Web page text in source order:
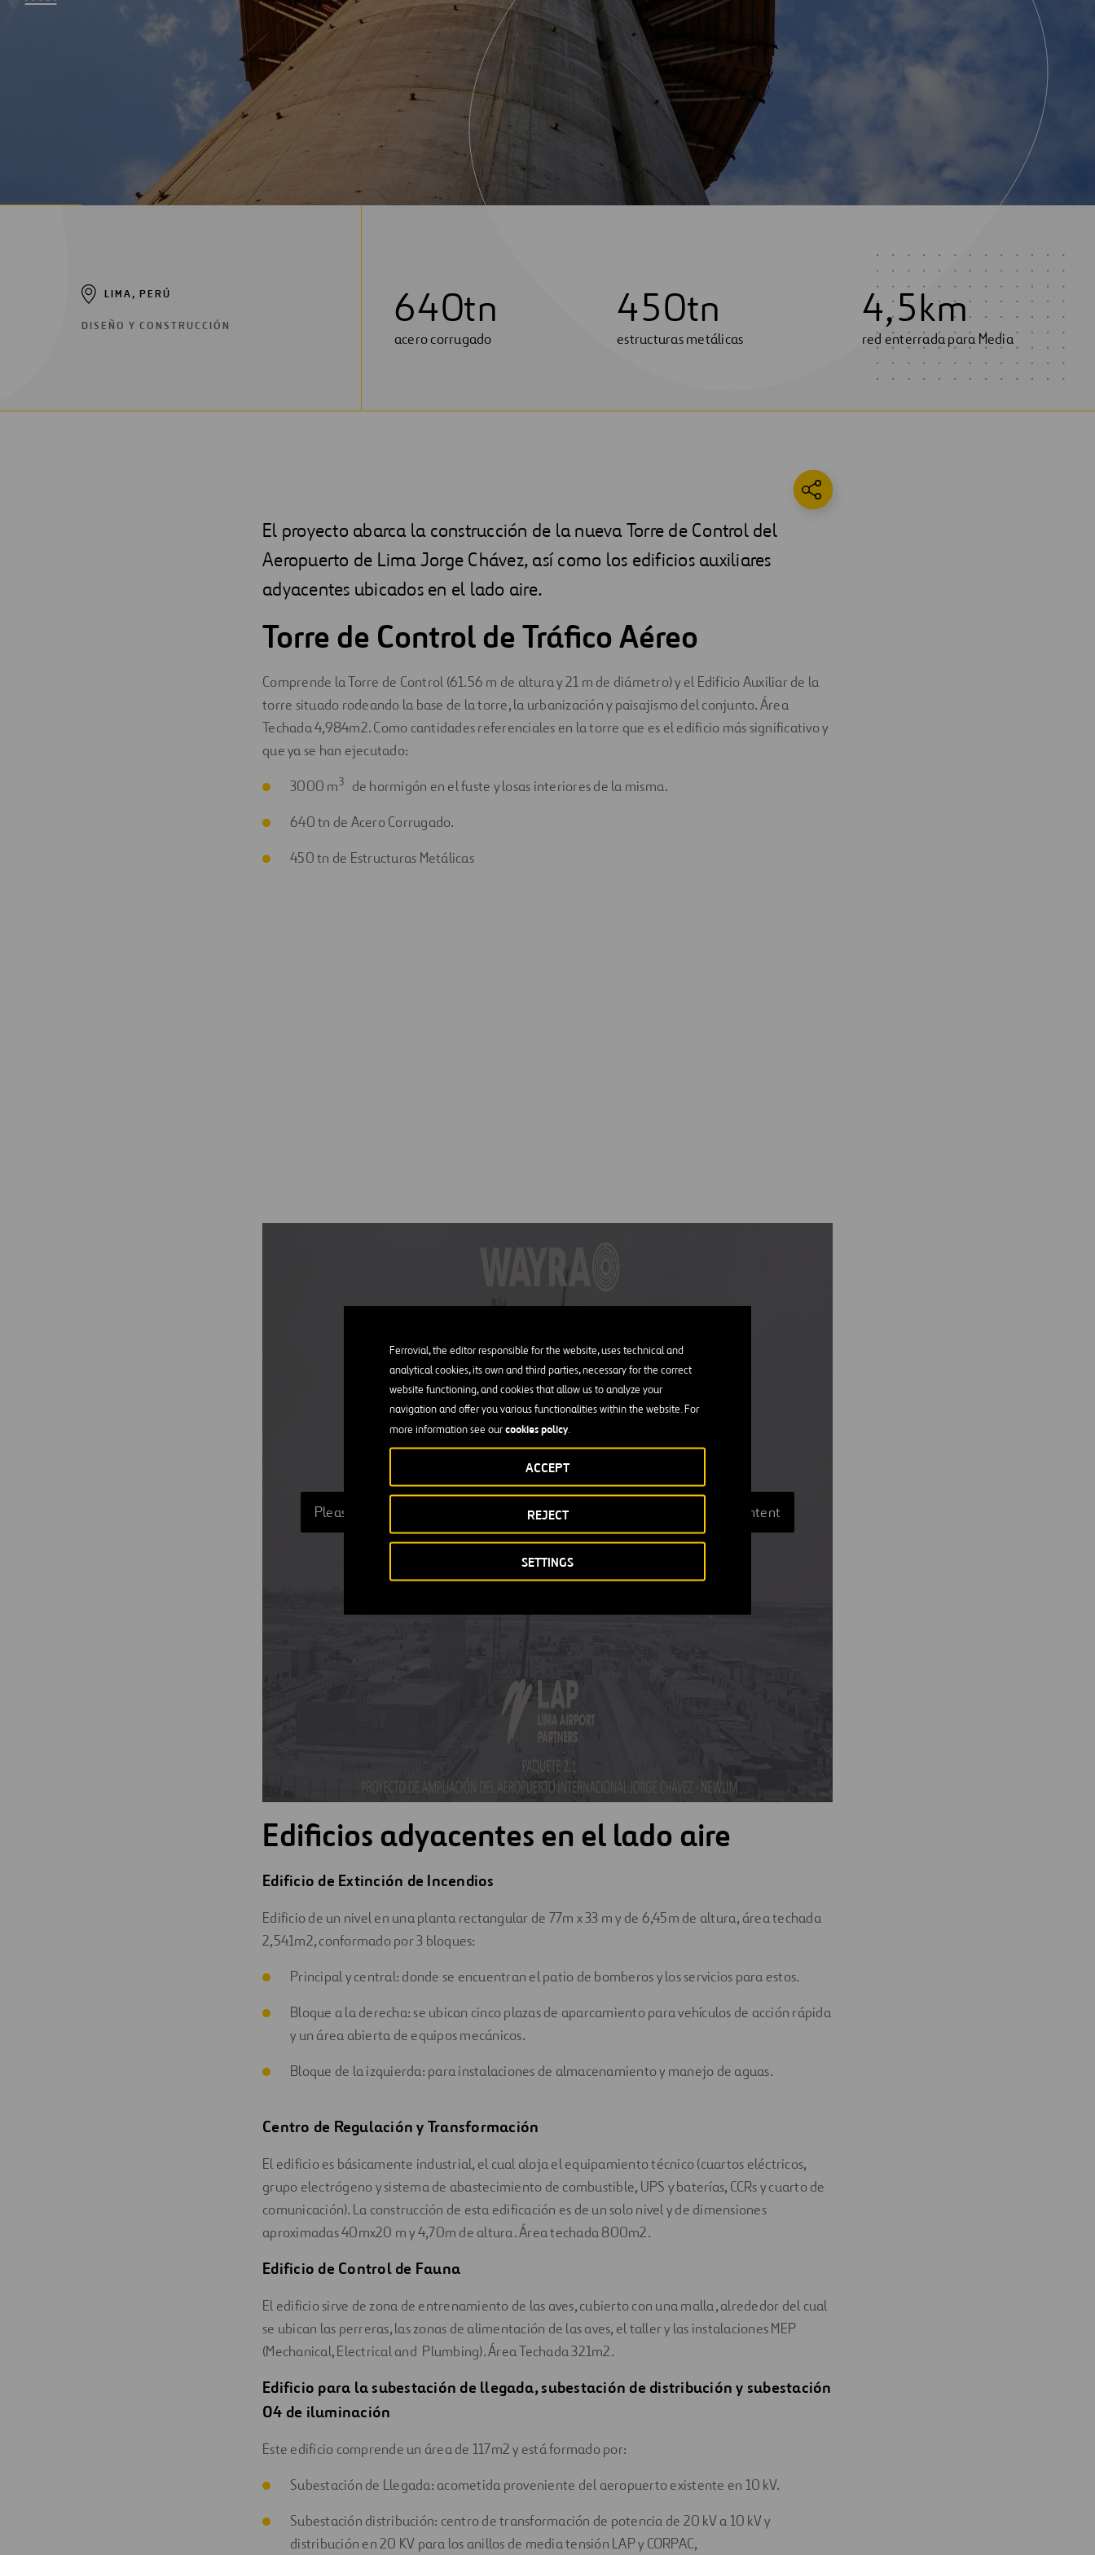
Ferrovial, the editor responsible for the website, uses technical and
analytical cookies, its own and third parties, necessary for the correct
website functioning, and cookies that allow us to analyze your
navigation and offer you various functionalities within the website. For
more information see ourcookies policy.
SETTINGS
REJECT
ACCEPT
Digitalización
Automatización
Ingeniería
LIMA, PERÚ
DISEÑO Y CONSTRUCCIÓN 640tn
acero corrugado
450tn
estructuras metálicas
4,5km
red enterrada para Media
El proyecto abarca la construcción de la nueva Torre de Control del
Aeropuerto de Lima Jorge Chávez, así como los edificios auxiliares
adyacentes ubicados en el lado aire.
Torre de Control de Tráfico Aéreo
Comprende la Torre de Control (61.56 m de altura y 21 m de diámetro) y el Edificio Auxiliar de la
torre situado rodeando la base de la torre, la urbanización y paisajismo del conjunto. Área
Techada 4,984m2. Como cantidades referenciales en la torre que es el edificio más significativo y
que ya se han ejecutado:
3000 m3 de hormigón en el fuste y losas interiores de la misma.
640 tn de Acero Corrugado.
450 tn de Estructuras Metálicas
Please accept functional, analytics, advertisement cookies to access this content
Edificios adyacentes en el lado aire
Edificio de Extinción de Incendios
Edificio de un nivel en una planta rectangular de 77m x 33 m y de 6,45m de altura, área techada
2,541m2, conformado por 3 bloques:
Principal y central: donde se encuentran el patio de bomberos y los servicios para estos.
Bloque a la derecha: se ubican cinco plazas de aparcamiento para vehículos de acción rápida
y un área abierta de equipos mecánicos.
Bloque de la izquierda: para instalaciones de almacenamiento y manejo de aguas.
Centro de Regulación y Transformación
El edificio es básicamente industrial, el cual aloja el equipamiento técnico (cuartos eléctricos,
grupo electrógeno y sistema de abastecimiento de combustible, UPS y baterías, CCRs y cuarto de
comunicación). La construcción de esta edificación es de un solo nivel y de dimensiones
aproximadas 40mx20 m y 4,70m de altura. Área techada 800m2.
Edificio de Control de Fauna
El edificio sirve de zona de entrenamiento de las aves, cubierto con una malla, alrededor del cual
se ubican las perreras, las zonas de alimentación de las aves, el taller y las instalaciones MEP
(Mechanical, Electrical and Plumbing). Área Techada 321m2.
Edificio para la subestación de llegada, subestación de distribución y subestación
04 de iluminación
Este edificio comprende un área de 117m2 y está formado por:
Subestación de Llegada: acometida proveniente del aeropuerto existente en 10 kV.
Subestación distribución: centro de transformación de potencia de 20 kV a 10 kV y
distribución en 20 KV para los anillos de media tensión LAP y CORPAC,